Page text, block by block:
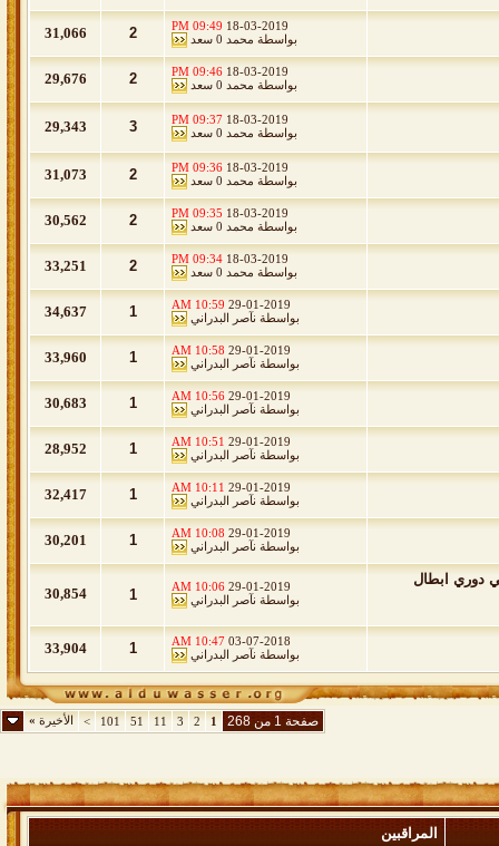
18-03-2019
09:49 PM
بواسطة محمد 0 سعد 2
31,066
18-03-2019
09:46 PM
بواسطة محمد 0 سعد 2
29,676
18-03-2019
09:37 PM
بواسطة محمد 0 سعد 3
29,343
18-03-2019
09:36 PM
بواسطة محمد 0 سعد 2
31,073
18-03-2019
09:35 PM
بواسطة محمد 0 سعد 2
30,562
18-03-2019
09:34 PM
بواسطة محمد 0 سعد 2
33,251
29-01-2019
10:59 AM
بواسطة نآصر البدراني 1
34,637
29-01-2019
10:58 AM
بواسطة نآصر البدراني 1
33,960
29-01-2019
10:56 AM
بواسطة نآصر البدراني 1
30,683
29-01-2019
10:51 AM
بواسطة نآصر البدراني 1
28,952
29-01-2019
10:11 AM
بواسطة نآصر البدراني 1
32,417
29-01-2019
10:08 AM
بواسطة نآصر البدراني 1
30,201
دوري ابطال 29-01-2019
10:06 AM
بواسطة نآصر البدراني 1
30,854
03-07-2018
10:47 AM
بواسطة نآصر البدراني 1
33,904
صفحة 1 من 268 1
2
3
11
51
101
> الأخيرة»
المراقبين